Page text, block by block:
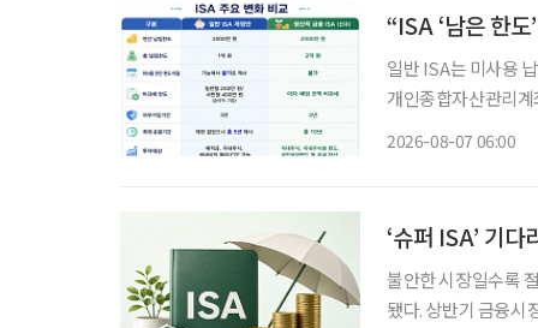
“ISA ‘남은 한
일반 ISA는 미사용 납
개인종합자산관리
2026-08-07 06:00
‘슈퍼 ISA’ 기다
불안한 시장일수록 절세 전략부터 챙겨
됐다. 상반기 금융시